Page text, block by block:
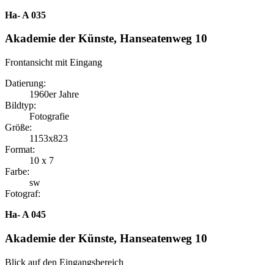
Ha- A 035
Akademie der Künste, Hanseatenweg 10
Frontansicht mit Eingang
Datierung:
1960er Jahre
Bildtyp:
Fotografie
Größe:
1153x823
Format:
10 x 7
Farbe:
sw
Fotograf:
Ha- A 045
Akademie der Künste, Hanseatenweg 10
Blick auf den Eingangsbereich